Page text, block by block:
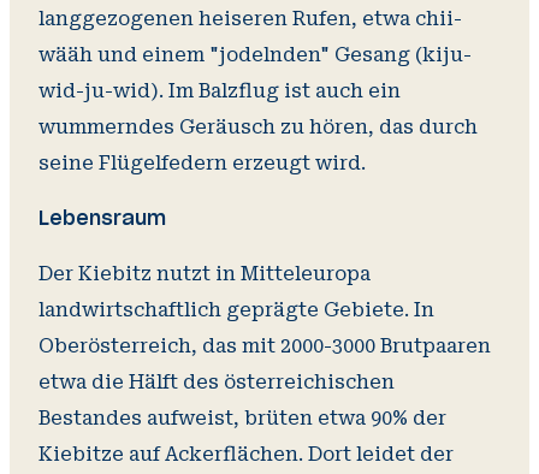
langgezogenen heiseren Rufen, etwa chii-
wääh und einem "jodelnden" Gesang (kiju-
wid-ju-wid). Im Balzflug ist auch ein
wummerndes Geräusch zu hören, das durch
seine Flügelfedern erzeugt wird.
Lebensraum
Der Kiebitz nutzt in Mitteleuropa
landwirtschaftlich geprägte Gebiete. In
Oberösterreich, das mit 2000-3000 Brutpaaren
etwa die Hälft des österreichischen
Bestandes aufweist, brüten etwa 90% der
Kiebitze auf Ackerflächen. Dort leidet der